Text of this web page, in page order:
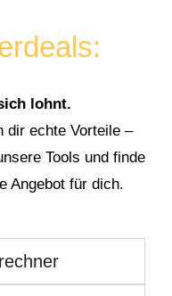
lohnt.
dir echte Vorteile –
Tools und finde
Angebot für dich.